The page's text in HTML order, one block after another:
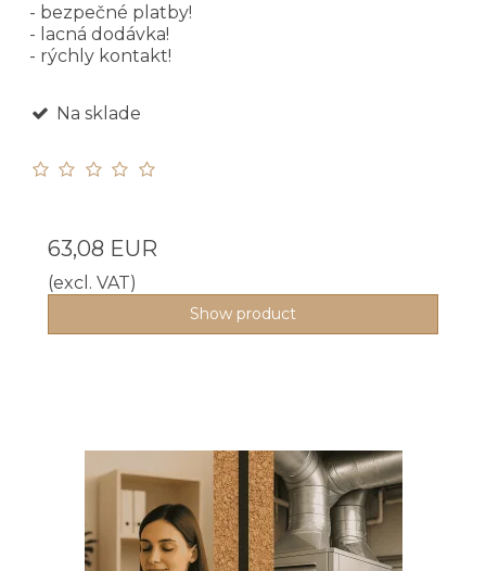
- bezpečné platby!
- lacná dodávka!
- rýchly kontakt!
Na sklade
63,08 EUR
(excl. VAT)
Show product